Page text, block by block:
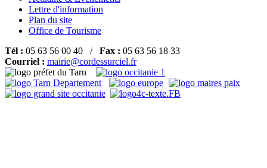
Lettre d'information
Plan du site
Office de Tourisme
Tél : 05 63 56 00 40 / Fax : 05 63 56 18 33
Courriel : mairie@cordessurciel.fr